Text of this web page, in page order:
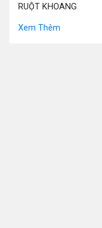
RUỘT KHOANG
Xem Thêm